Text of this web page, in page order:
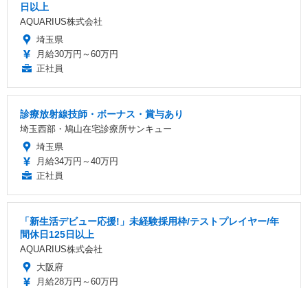
日以上
AQUARIUS株式会社
埼玉県
月給30万円～60万円
正社員
診療放射線技師・ボーナス・賞与あり
埼玉西部・鳩山在宅診療所サンキュー
埼玉県
月給34万円～40万円
正社員
「新生活デビュー応援!」未経験採用枠/テストプレイヤー/年
間休日125日以上
AQUARIUS株式会社
大阪府
月給28万円～60万円